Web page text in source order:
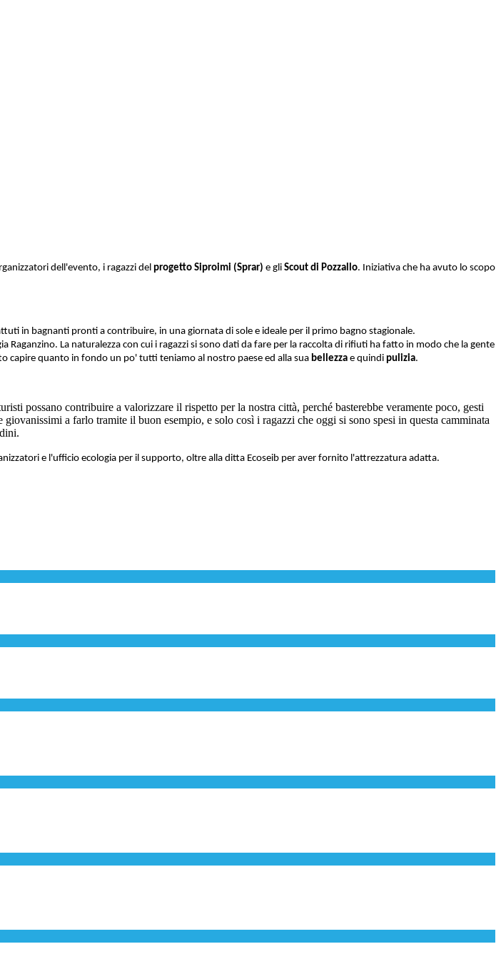
dell'evento, i ragazzi del progetto Siproimi (Sprar) e gli Scout di Pozzallo. Iniziativa che ha avuto lo scopo
in bagnanti pronti a contribuire, in una giornata di sole e ideale per il primo bagno stagionale.
La naturalezza con cui i ragazzi si sono dati da fare per la raccolta di rifiuti ha fatto in modo che la gente
capire quanto in fondo un po' tutti teniamo al nostro paese ed alla sua bellezza e quindi pulizia.
possano contribuire a valorizzare il rispetto per la nostra città, perché basterebbe veramente poco, gesti
a farlo tramite il buon esempio, e solo così i ragazzi che oggi si sono spesi in questa camminata
e l'ufficio ecologia per il supporto, oltre alla ditta Ecoseib per aver fornito l'attrezzatura adatta.